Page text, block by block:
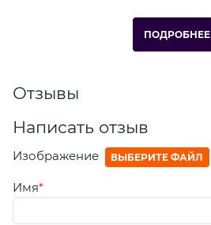
ПОДРОБНЕЕ
Отзывы
Написать отзыв
Изображение ВЫБЕРИТЕ ФАЙЛ
Имя